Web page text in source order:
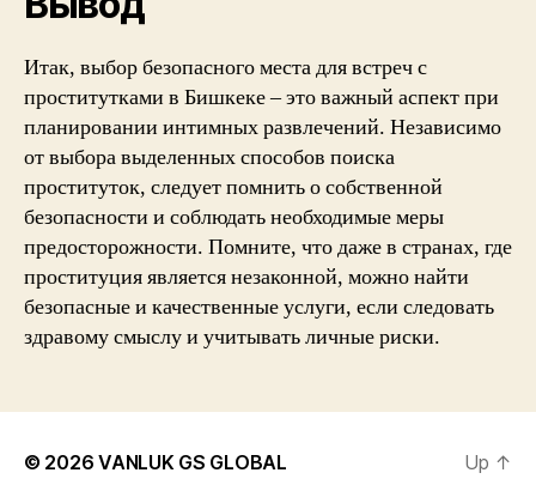
Итак, выбор безопасного места для встреч с
проститутками в Бишкеке – это важный аспект при
планировании интимных развлечений. Независимо
от выбора выделенных способов поиска
проституток, следует помнить о собственной
безопасности и соблюдать необходимые меры
предосторожности. Помните, что даже в странах, где
проституция является незаконной, можно найти
безопасные и качественные услуги, если следовать
здравому смыслу и учитывать личные риски.
© 2026VANLUK GS GLOBAL Up ↑